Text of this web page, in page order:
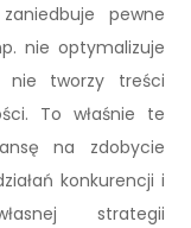
pewne
nie optymalizuje
nie tworzy treści
To właśnie te
na zdobycie
konkurencji i
strategii